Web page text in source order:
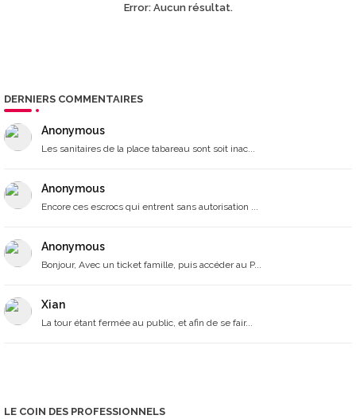
Error:Aucun résultat.
DERNIERS COMMENTAIRES
Anonymous
Les sanitaires de la place tabareau sont soit inac...
Anonymous
Encore ces escrocs qui entrent sans autorisation ...
Anonymous
Bonjour, Avec un ticket famille, puis accéder au P...
Xian
La tour étant fermée au public, et afin de se fair...
LE COIN DES PROFESSIONNELS